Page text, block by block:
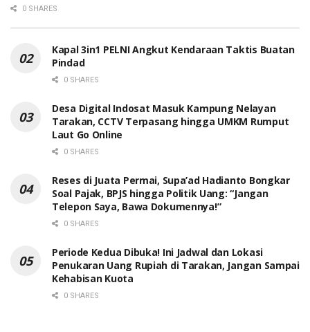
0 SHARES
Kapal 3in1 PELNI Angkut Kendaraan Taktis Buatan
Pindad
0 SHARES
Desa Digital Indosat Masuk Kampung Nelayan
Tarakan, CCTV Terpasang hingga UMKM Rumput
Laut Go Online
0 SHARES
Reses di Juata Permai, Supa’ad Hadianto Bongkar
Soal Pajak, BPJS hingga Politik Uang: “Jangan
Telepon Saya, Bawa Dokumennya!”
0 SHARES
Periode Kedua Dibuka! Ini Jadwal dan Lokasi
Penukaran Uang Rupiah di Tarakan, Jangan Sampai
Kehabisan Kuota
0 SHARES